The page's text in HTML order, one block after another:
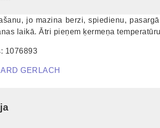
jo mazina berzi, spiedienu,
laikā. Ātri pieņem ķermeņa
1076893
GERLACH